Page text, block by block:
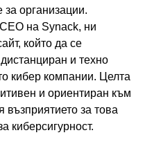
организации.
на Synack, ни
който да се
и техно
кибер компании. Целта
и ориентиран към
възприятието за това
киберсигурност.